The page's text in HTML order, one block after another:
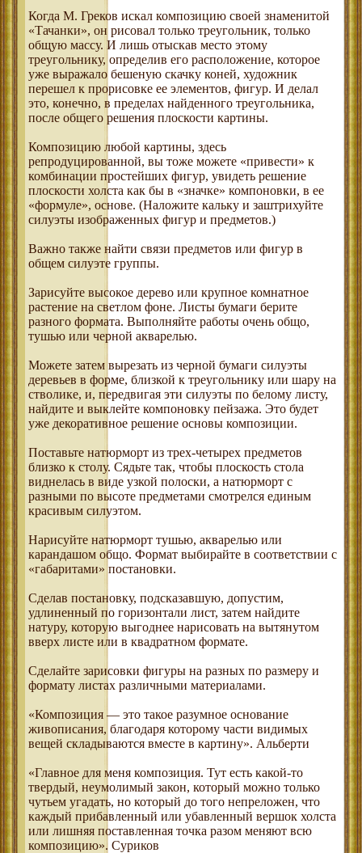
Когда М. Греков искал композицию своей знаменитой
«Тачанки», он рисовал только треугольник, только
общую массу. И лишь отыскав место этому
треугольнику, определив его расположение, которое
уже выражало бешеную скачку коней, художник
перешел к прорисовке ее элементов, фигур. И делал
это, конечно, в пределах найденного треугольника,
после общего решения плоскости картины.
Композицию любой картины, здесь
репродуцированной, вы тоже можете «привести» к
комбинации простейших фигур, увидеть решение
плоскости холста как бы в «значке» компоновки, в ее
«формуле», основе. (Наложите кальку и заштрихуйте
силуэты изображенных фигур и предметов.)
Важно также найти связи предметов или фигур в
общем силуэте группы.
Зарисуйте высокое дерево или крупное комнатное
растение на светлом фоне. Листы бумаги берите
разного формата. Выполняйте работы очень общо,
тушью или черной акварелью.
Можете затем вырезать из черной бумаги силуэты
деревьев в форме, близкой к треугольнику или шару на
стволике, и, передвигая эти силуэты по белому листу,
найдите и выклейте компоновку пейзажа. Это будет
уже декоративное решение основы композиции.
Поставьте натюрморт из трех-четырех предметов
близко к столу. Сядьте так, чтобы плоскость стола
виднелась в виде узкой полоски, а натюрморт с
разными по высоте предметами смотрелся единым
красивым силуэтом.
Нарисуйте натюрморт тушью, акварелью или
карандашом общо. Формат выбирайте в соответствии с
«габаритами» постановки.
Сделав постановку, подсказавшую, допустим,
удлиненный по горизонтали лист, затем найдите
натуру, которую выгоднее нарисовать на вытянутом
вверх листе или в квадратном формате.
Сделайте зарисовки фигуры на разных по размеру и
формату листах различными материалами.
«Композиция — это такое разумное основание
живописания, благодаря которому части видимых
вещей складываются вместе в картину». Альберти
«Главное для меня композиция. Тут есть какой-то
твердый, неумолимый закон, который можно только
чутьем угадать, но который до того непреложен, что
каждый прибавленный или убавленный вершок холста
или лишняя поставленная точка разом меняют всю
композицию». Суриков